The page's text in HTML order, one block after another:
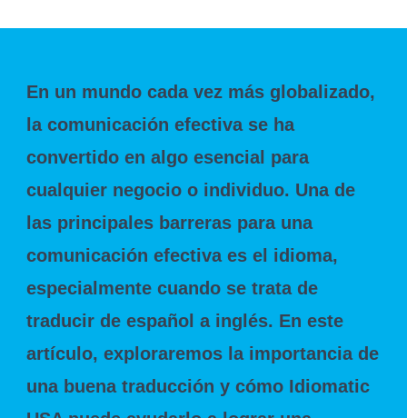
En un mundo cada vez más globalizado,
la comunicación efectiva se ha
convertido en algo esencial para
cualquier negocio o individuo. Una de
las principales barreras para una
comunicación efectiva es el idioma,
especialmente cuando se trata de
traducir de español a inglés. En este
artículo, exploraremos la importancia de
una buena traducción y cómo Idiomatic